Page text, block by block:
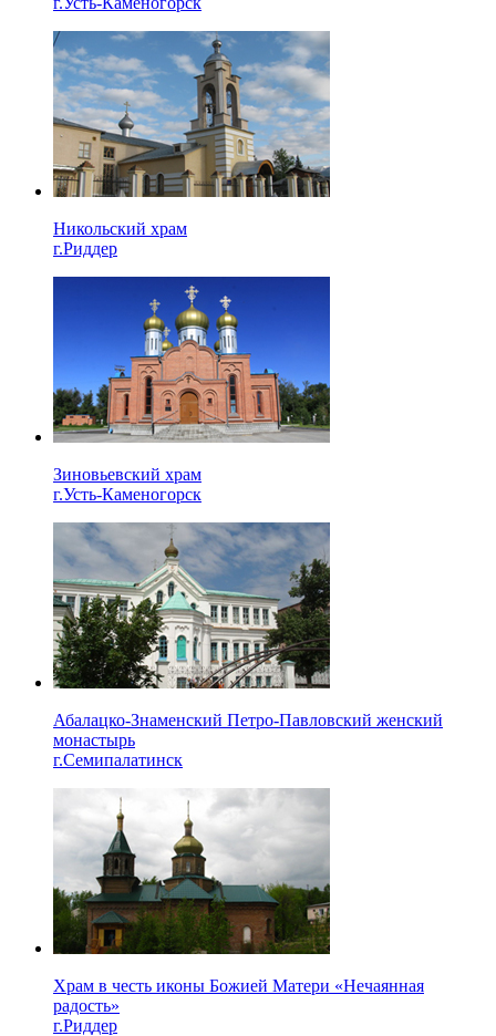
Никольский храм
г.Риддер
Зиновьевский храм
г.Усть-Каменогорск
Абалацко-Знаменский Петро-Павловский женский
монастырь
г.Семипалатинск
Храм в честь иконы Божией Матери «Нечаянная
радость»
г.Риддер